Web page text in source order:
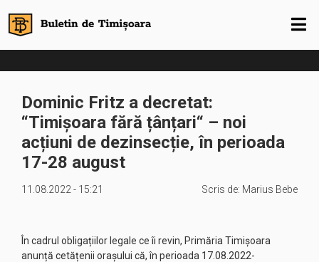
Dominic Fritz a decretat:
“Timișoara fără țânțari“ – noi
acțiuni de dezinsecție, în perioada
17-28 august
11.08.2022 - 15:21 Scris de: Marius Bebe
În cadrul obligațiilor legale ce îi revin, Primăria Timişoara
anunță cetățenii orașului că, în perioada 17.08.2022-